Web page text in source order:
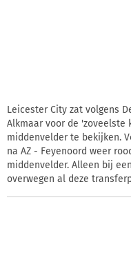
Leicester City zat volgens
Alkmaar voor de 'zoveelste
middenvelder te bekijken.
na AZ - Feyenoord weer
middenvelder. Alleen bij
overwegen al deze